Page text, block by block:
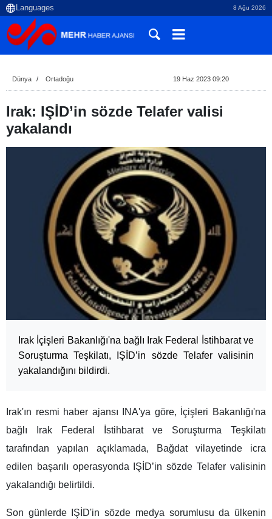
8 Ağu 2026
Dünya Ortadoğu 19 Haz 2023 09:20
Irak: IŞİD’in sözde Telafer valisi
yakalandı
Irak İçişleri Bakanlığı'na bağlı Irak Federal İstihbarat ve
Soruşturma Teşkilatı, IŞİD’in sözde Telafer valisinin
yakalandığını bildirdi.
Irak'ın resmi haber ajansı INA'ya göre, İçişleri Bakanlığı'na
bağlı Irak Federal İstihbarat ve Soruşturma Teşkilatı
tarafından yapılan açıklamada, Bağdat vilayetinde icra
edilen başarılı operasyonda IŞİD’in sözde Telafer valisinin
yakalandığı belirtildi.
Son günlerde IŞİD'in sözde medya sorumlusu da ülkenin